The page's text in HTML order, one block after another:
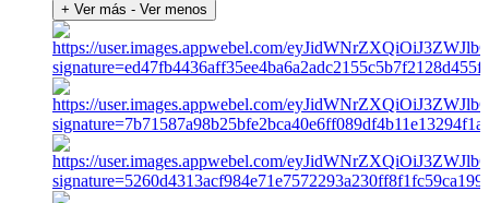
+ Ver más - Ver menos